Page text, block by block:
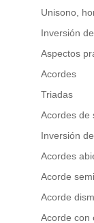
Unisono,
Inversión
Aspectos
Acordes
Triadas
Acordes de
Inversión
Acordes
Acorde
Acorde
Acorde con